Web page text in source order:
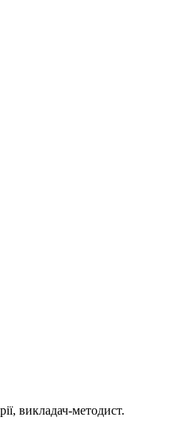
викладач-методист.